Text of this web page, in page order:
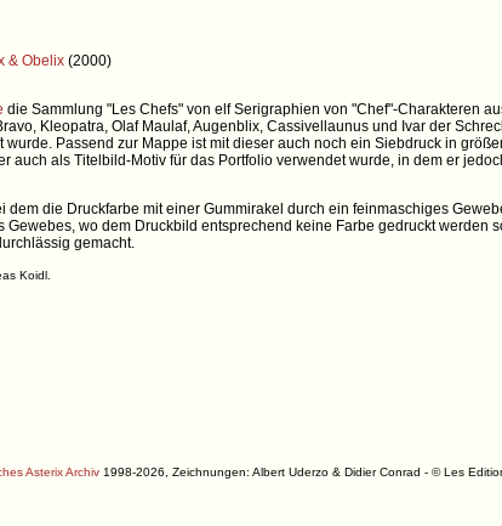
& Obelix (2000)
die Sammlung "Les Chefs" von elf Serigraphien von "Chef"-Charakteren
Kleopatra, Olaf Maulaf, Augenblix, Cassivellaunus und Ivar der
Passend zur Mappe ist mit dieser auch noch ein Siebdruck in
auch als Titelbild-Motiv für das Portfolio verwendet wurde, in dem er
dem die Druckfarbe mit einer Gummirakel durch ein feinmaschiges
Gewebes, wo dem Druckbild entsprechend keine Farbe gedruckt werden
gemacht.
Koidl.
Asterix Archiv1998-2026, Zeichnungen: Albert Uderzo & Didier Conrad - © Les